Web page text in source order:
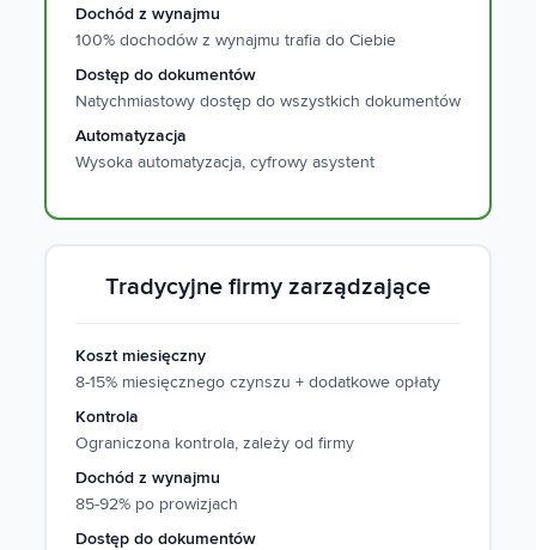
Dochód z wynajmu
100% dochodów z wynajmu trafia do Ciebie
Dostęp do dokumentów
Natychmiastowy dostęp do wszystkich dokumentów
Automatyzacja
Wysoka automatyzacja, cyfrowy asystent
Tradycyjne firmy zarządzające
Koszt miesięczny
8-15% miesięcznego czynszu + dodatkowe opłaty
Kontrola
Ograniczona kontrola, zależy od firmy
Dochód z wynajmu
85-92% po prowizjach
Dostęp do dokumentów